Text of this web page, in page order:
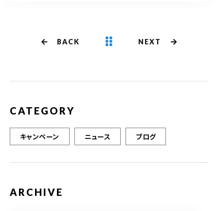
BACK NEXT
CATEGORY
キャンペーン ニュース ブログ
ARCHIVE